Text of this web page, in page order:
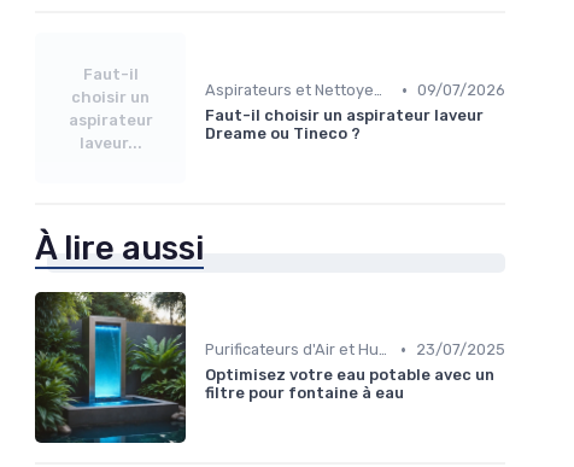
Faut-il
choisir un
aspirateur
laveur...
Aspirateurs et Nettoyeurs • 09/07/2026
Faut-il choisir un aspirateur laveur
Dreame ou Tineco ?
À lire aussi
Purificateurs d'Air et Humidificateurs •
23/07/2025
Optimisez votre eau potable avec un
filtre pour fontaine à eau